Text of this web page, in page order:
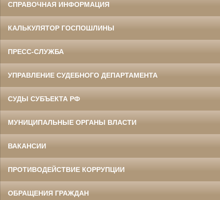
СПРАВОЧНАЯ ИНФОРМАЦИЯ
КАЛЬКУЛЯТОР ГОСПОШЛИНЫ
ПРЕСС-СЛУЖБА
УПРАВЛЕНИЕ СУДЕБНОГО ДЕПАРТАМЕНТА
СУДЫ СУБЪЕКТА РФ
МУНИЦИПАЛЬНЫЕ ОРГАНЫ ВЛАСТИ
ВАКАНСИИ
ПРОТИВОДЕЙСТВИЕ КОРРУПЦИИ
ОБРАЩЕНИЯ ГРАЖДАН